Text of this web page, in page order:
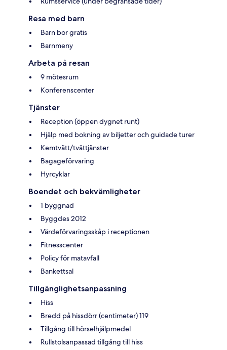
Resa med barn
Barn bor gratis
Barnmeny
Arbeta på resan
9 mötesrum
Konferenscenter
Tjänster
Reception (öppen dygnet runt)
Hjälp med bokning av biljetter och guidade turer
Kemtvätt/tvättjänster
Bagageförvaring
Hyrcyklar
Boendet och bekvämligheter
1 byggnad
Byggdes 2012
Värdeförvaringsskåp i receptionen
Fitnesscenter
Policy för matavfall
Bankettsal
Tillgänglighetsanpassning
Hiss
Bredd på hissdörr (centimeter) 119
Tillgång till hörselhjälpmedel
Rullstolsanpassad tillgång till hiss